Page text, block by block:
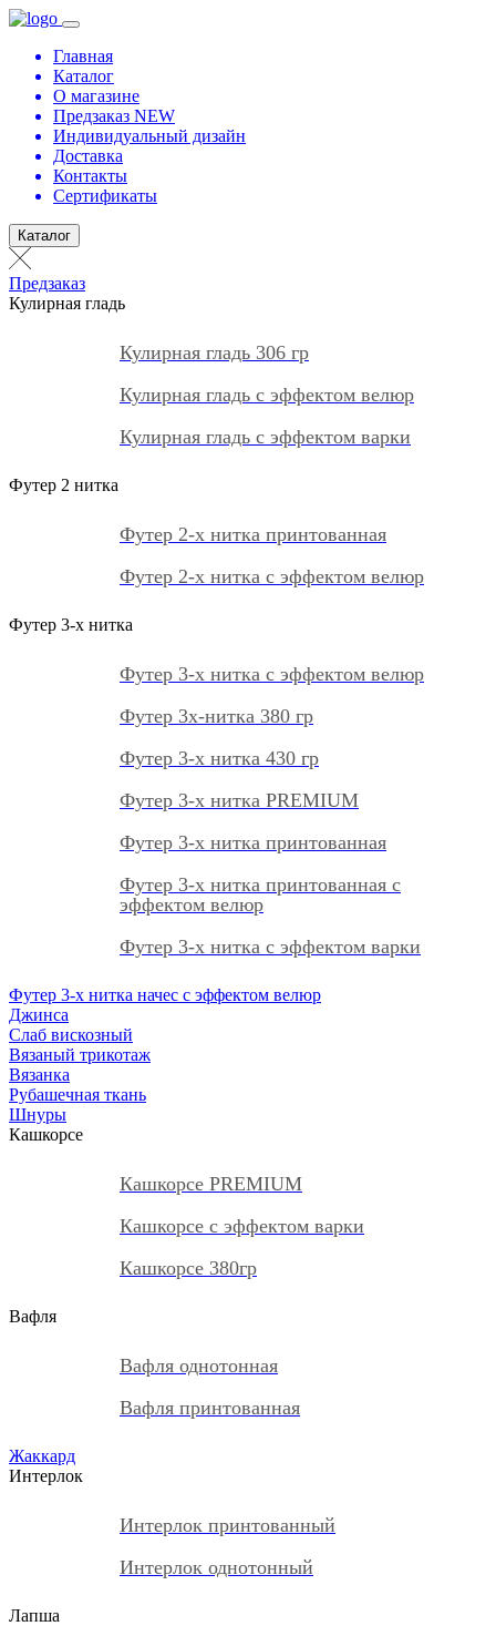
Главная
Каталог
О магазине
Предзаказ NEW
Индивидуальный дизайн
Доставка
Контакты
Сертификаты
Каталог
Предзаказ
Кулирная гладь
Кулирная гладь 306 гр
Кулирная гладь с эффектом велюр
Кулирная гладь с эффектом варки
Футер 2 нитка
Футер 2-х нитка принтованная
Футер 2-х нитка с эффектом велюр
Футер 3-х нитка
Футер 3-х нитка с эффектом велюр
Футер 3х-нитка 380 гр
Футер 3-х нитка 430 гр
Футер 3-х нитка PREMIUM
Футер 3-х нитка принтованная
Футер 3-х нитка принтованная с
эффектом велюр
Футер 3-х нитка с эффектом варки
Футер 3-х нитка начес с эффектом велюр
Джинса
Слаб вискозный
Вязаный трикотаж
Вязанка
Рубашечная ткань
Шнуры
Кашкорсе
Кашкорсе PREMIUM
Кашкорсе с эффектом варки
Кашкорсе 380гр
Вафля
Вафля однотонная
Вафля принтованная
Жаккард
Интерлок
Интерлок принтованный
Интерлок однотонный
Лапша